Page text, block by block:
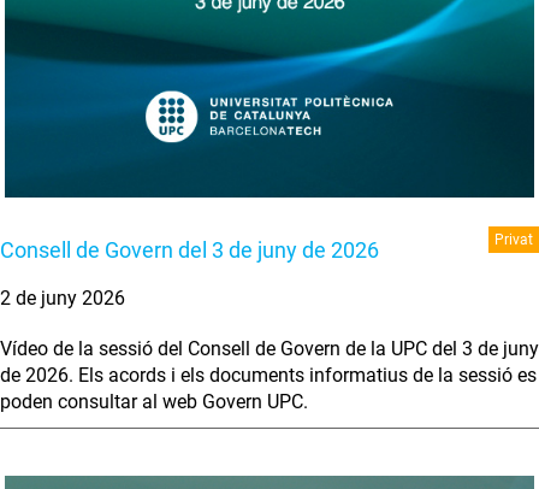
Consell de Govern del 3 de juny de 2026 Privat
2 de juny 2026
Vídeo de la sessió del Consell de Govern de la UPC del 3 de juny
de 2026. Els acords i els documents informatius de la sessió es
poden consultar al web Govern UPC.